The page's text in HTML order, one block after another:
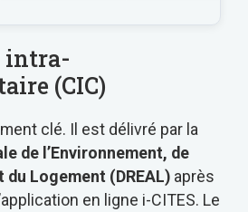
intra-
(CIC)
clé. Il est délivré par la
de l’Environnement, de
du Logement (DREAL) après
en ligne i-CITES. Le